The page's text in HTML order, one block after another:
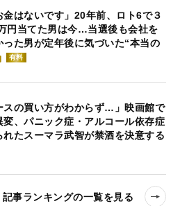
金はないです」20年前、ロト6で３
円当てた男は今…当選後も会社を
った男が定年後に気づいた“本当の
有料
スの買い方がわからず…」映画館で
変、パニック症・アルコール依存症
れたスーマラ武智が禁酒を決意する
記事ランキングの一覧を見る